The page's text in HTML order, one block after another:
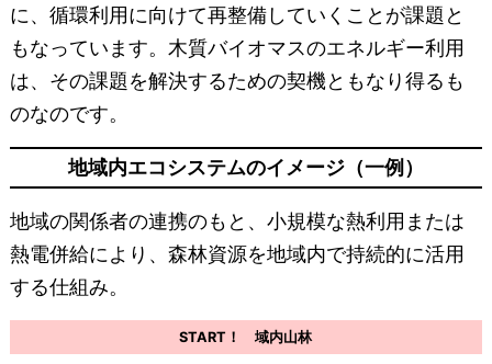
に、循環利用に向けて再整備していくことが課題と
もなっています。木質バイオマスのエネルギー利用
は、その課題を解決するための契機ともなり得るも
のなのです。
地域内エコシステムのイメージ（一例）
地域の関係者の連携のもと、小規模な熱利用または
熱電併給により、森林資源を地域内で持続的に活用
する仕組み。
START！ 域内山林